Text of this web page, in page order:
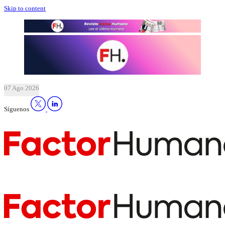
Skip to content
07 Ago 2026
Síguenos